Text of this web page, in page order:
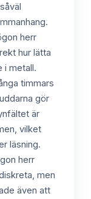
herr
hur lätta
i metall.
timmars
gör
är
vilket
läsning.
herr
men
även att